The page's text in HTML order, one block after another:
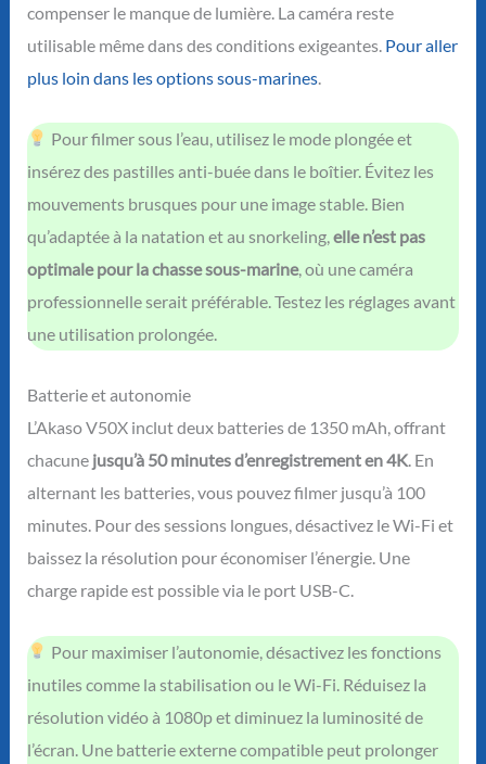
compenser le manque de lumière. La caméra reste
utilisable même dans des conditions exigeantes. Pour aller
plus loin dans les options sous-marines.
Pour filmer sous l’eau, utilisez le mode plongée et
insérez des pastilles anti-buée dans le boîtier. Évitez les
mouvements brusques pour une image stable. Bien
qu’adaptée à la natation et au snorkeling,elle n’est pas
optimale pour la chasse sous-marine, où une caméra
professionnelle serait préférable. Testez les réglages avant
une utilisation prolongée.
Batterie et autonomie
L’Akaso V50X inclut deux batteries de 1350 mAh, offrant
chacune jusqu’à 50 minutes d’enregistrement en 4K. En
alternant les batteries, vous pouvez filmer jusqu’à 100
minutes. Pour des sessions longues, désactivez le Wi-Fi et
baissez la résolution pour économiser l’énergie. Une
charge rapide est possible via le port USB-C.
Pour maximiser l’autonomie, désactivez les fonctions
inutiles comme la stabilisation ou le Wi-Fi. Réduisez la
résolution vidéo à 1080p et diminuez la luminosité de
l’écran. Une batterie externe compatible peut prolonger